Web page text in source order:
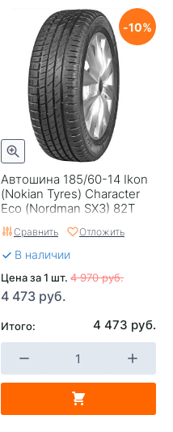
Автошина 185/60-14 Ikon
(Nokian Tyres) Character
Eco (Nordman SX3) 82T
10
Сравнить Отложить
В наличии
Цена за 1 шт. 4 970 руб.
4 473 руб.
Итого: 4 473 руб.